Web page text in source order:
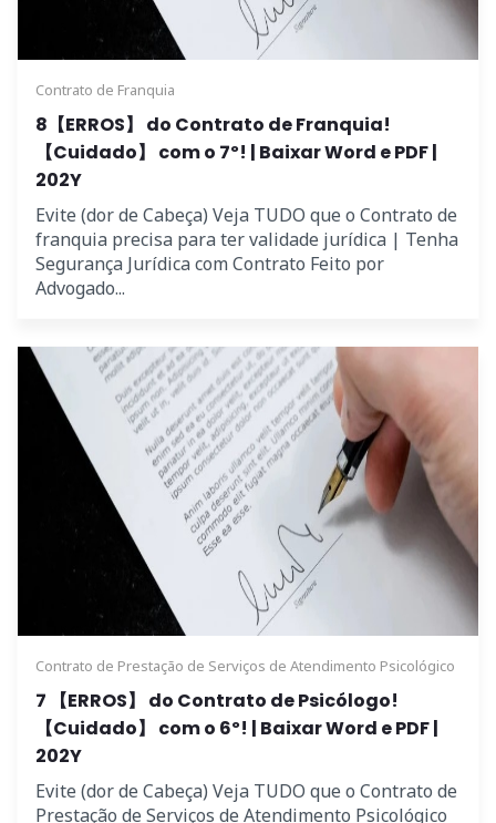
Contrato de Franquia
8【ERROS】 do Contrato de Franquia!
【Cuidado】 com o 7º! | Baixar Word e PDF |
202Y
Evite (dor de Cabeça) Veja TUDO que o Contrato de
franquia precisa para ter validade jurídica | Tenha
Segurança Jurídica com Contrato Feito por
Advogado...
Contrato de Prestação de Serviços de Atendimento Psicológico
7 【ERROS】 do Contrato de Psicólogo!
【Cuidado】 com o 6º! | Baixar Word e PDF |
202Y
Evite (dor de Cabeça) Veja TUDO que o Contrato de
Prestação de Serviços de Atendimento Psicológico